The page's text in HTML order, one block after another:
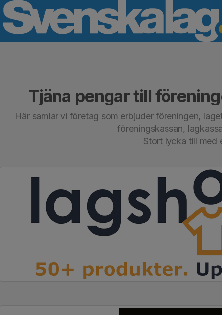
Tjäna pengar till
Här samlar vi företag som erbjuder föreningen,
föreningskassan,
Stort lycka till med